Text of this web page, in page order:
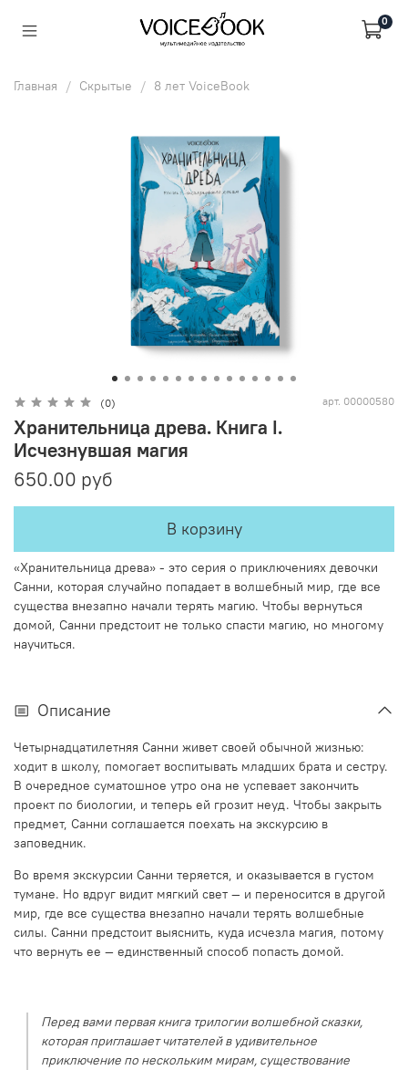
0
Главная Скрытые 8 лет VoiceBook
(0) арт. 00000580
Хранительница древа. Книга I.
Исчезнувшая магия
650.00 руб
В корзину
«Хранительница древа» - это серия о приключениях девочки
Санни, которая случайно попадает в волшебный мир, где все
существа внезапно начали терять магию. Чтобы вернуться
домой, Санни предстоит не только спасти магию, но многому
научиться.
Описание
Четырнадцатилетняя Санни живет своей обычной жизнью:
ходит в школу, помогает воспитывать младших брата и сестру.
В очередное суматошное утро она не успевает закончить
проект по биологии, и теперь ей грозит неуд. Чтобы закрыть
предмет, Санни соглашается поехать на экскурсию в
заповедник.
Во время экскурсии Санни теряется, и оказывается в густом
тумане. Но вдруг видит мягкий свет — и переносится в другой
мир, где все существа внезапно начали терять волшебные
силы. Санни предстоит выяснить, куда исчезла магия, потому
что вернуть ее — единственный способ попасть домой.
Перед вами первая книга трилогии волшебной сказки,
которая приглашает читателей в удивительное
приключение по нескольким мирам, существование